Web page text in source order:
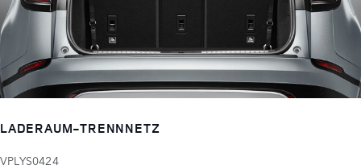
LADERAUM-TRENNNETZ
VPLYS0424